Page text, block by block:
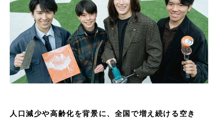
人口減少や高齢化を背景に、全国で増え続ける空き